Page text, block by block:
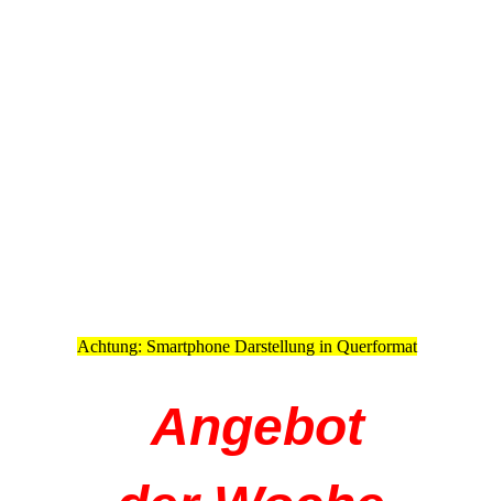
Achtung: Smartphone Darstellung in Querformat
Angebot